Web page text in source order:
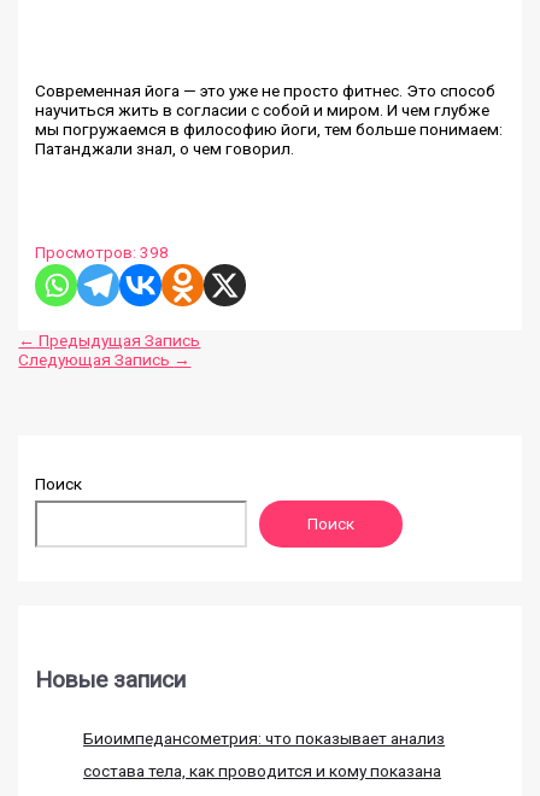
Современная йога — это уже не просто фитнес. Это способ
научиться жить в согласии с собой и миром. И чем глубже
мы погружаемся в философию йоги, тем больше понимаем:
Патанджали знал, о чем говорил.
Просмотров: 398
← Предыдущая Запись
Следующая Запись →
Поиск
Поиск
Новые записи
Биоимпедансометрия: что показывает анализ
состава тела, как проводится и кому показана